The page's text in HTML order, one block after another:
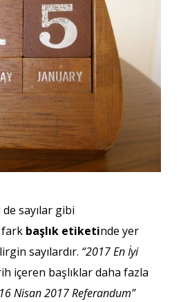
sayılar gibi
fark başlık etiketinde yer
sayılardır. “2017 En İyi
içeren başlıklar daha fazla
Nisan 2017 Referandum”